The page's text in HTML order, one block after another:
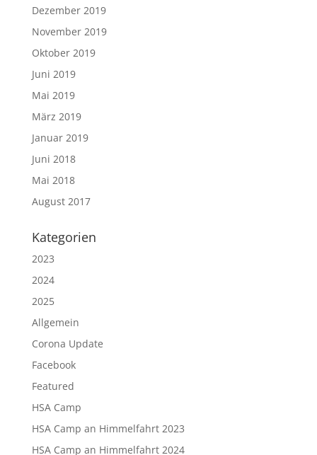
Dezember 2019
November 2019
Oktober 2019
Juni 2019
Mai 2019
März 2019
Januar 2019
Juni 2018
Mai 2018
August 2017
Kategorien
2023
2024
2025
Allgemein
Corona Update
Facebook
Featured
HSA Camp
HSA Camp an Himmelfahrt 2023
HSA Camp an Himmelfahrt 2024